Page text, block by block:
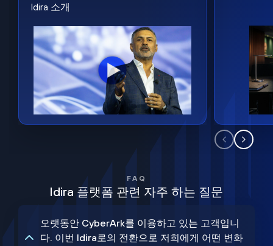
Idira 소개
FAQ
Idira 플랫폼 관련 자주 하는 질문
오랫동안 CyberArk를 이용하고 있는 고객입니
다. 이번 Idira로의 전환으로 저희에게 어떤 변화